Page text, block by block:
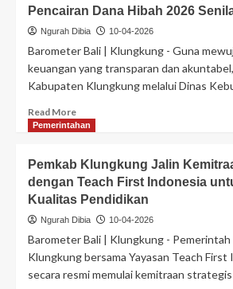
Pencairan Dana Hibah 2026
Ngurah Dibia 10-04-2026
Barometer Bali | Klungkung - Guna
keuangan yang transparan dan
Kabupaten Klungkung melalui Dinas
Read More
Pemerintahan
Pemkab Klungkung Jalin
dengan Teach First Indonesia
Kualitas Pendidikan
Ngurah Dibia 10-04-2026
Barometer Bali | Klungkung -
Klungkung bersama Yayasan Teach First
secara resmi memulai kemitraan strategis